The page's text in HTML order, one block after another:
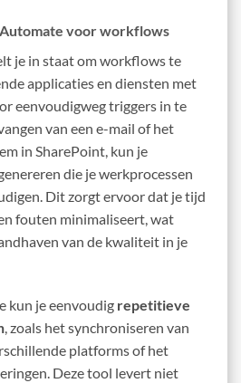
voor workflows
je in staat om workflows te
applicaties en diensten met
eenvoudigweg triggers in te
van een e-mail of het
in SharePoint, kun je
die je werkprocessen
Dit zorgt ervoor dat je tijd
fouten minimaliseert, wat
van de kwaliteit in je
kun je eenvoudig repetitieve
, zoals het synchroniseren van
platforms of het
Deze tool levert niet